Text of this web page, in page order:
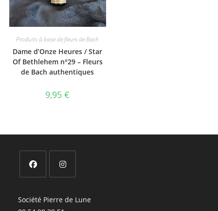
Produits à base de fleurs de Bach
Dame d’Onze Heures / Star
Of Bethlehem n°29 – Fleurs
de Bach authentiques
9,95€
dans
Société Pierre de Lune